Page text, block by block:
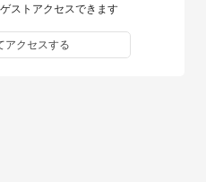
ストアクセスできます
アクセスする